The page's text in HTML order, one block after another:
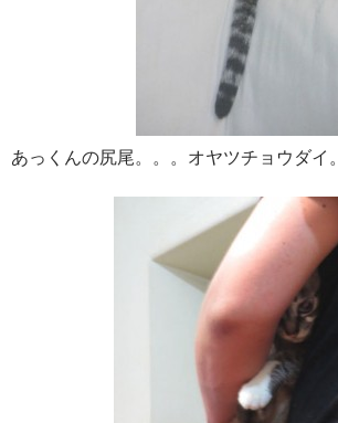
あっくんの尻尾。。。オヤツチョウダイ。